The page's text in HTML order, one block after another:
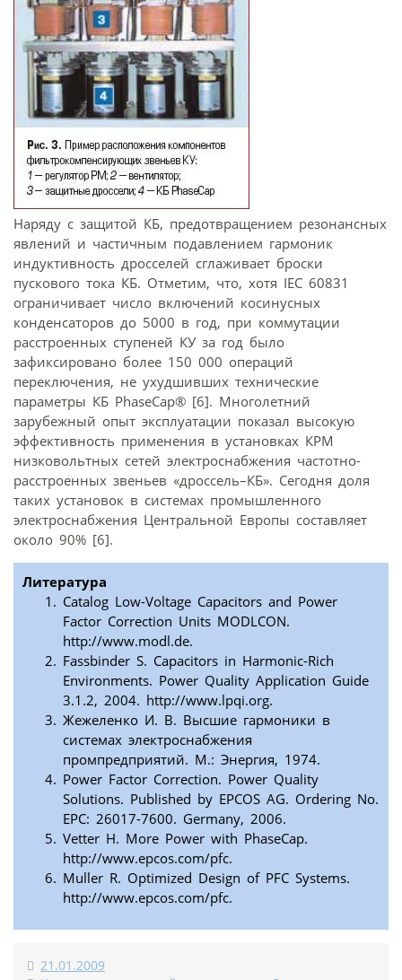
Наряду с защитой КБ, предотвращением резонансных
явлений и частичным подавлением гармоник
индуктивность дросселей сглаживает броски
пускового тока КБ. Отметим, что, хотя IEC 60831
ограничивает число включений косинусных
конденсаторов до 5000 в год, при коммутации
расстроенных ступеней КУ за год было
зафиксировано более 150 000 операций
переключения, не ухудшивших технические
параметры КБ PhaseCap® [6]. Многолетний
зарубежный опыт эксплуатации показал высокую
эффективность применения в установках КРМ
низковольтных сетей электроснабжения частотно-
расстроенных звеньев «дроссель–КБ». Сегодня доля
таких установок в системах промышленного
электроснабжения Центральной Европы составляет
около 90% [6].
Литература
Catalog Low-Voltage Capacitors and Power
Factor Correction Units MODLCON.
http://www.modl.de.
Fassbinder S. Capacitors in Harmonic-Rich
Environments. Power Quality Application Guide
3.1.2, 2004. http://www.lpqi.org.
Жежеленко И. В. Высшие гармоники в
системах электроснабжения
промпредприятий. М.: Энергия, 1974.
Power Factor Correction. Power Quality
Solutions. Published by EPCOS AG. Ordering No.
EPC: 26017-7600. Germany, 2006.
Vetter H. More Power with PhaseCap.
http://www.epcos.com/pfc.
Muller R. Optimized Design of PFC Systems.
http://www.epcos.com/pfc.
21.01.2009